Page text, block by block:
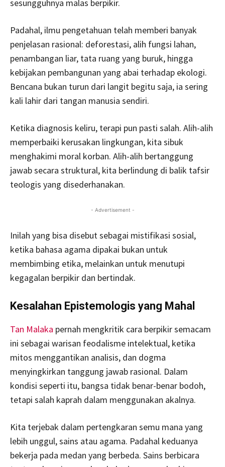
sesungguhnya malas berpikir.
Padahal, ilmu pengetahuan telah memberi banyak
penjelasan rasional: deforestasi, alih fungsi lahan,
penambangan liar, tata ruang yang buruk, hingga
kebijakan pembangunan yang abai terhadap ekologi.
Bencana bukan turun dari langit begitu saja, ia sering
kali lahir dari tangan manusia sendiri.
Ketika diagnosis keliru, terapi pun pasti salah. Alih-alih
memperbaiki kerusakan lingkungan, kita sibuk
menghakimi moral korban. Alih-alih bertanggung
jawab secara struktural, kita berlindung di balik tafsir
teologis yang disederhanakan.
- Advertisement -
Inilah yang bisa disebut sebagai mistifikasi sosial,
ketika bahasa agama dipakai bukan untuk
membimbing etika, melainkan untuk menutupi
kegagalan berpikir dan bertindak.
Kesalahan Epistemologis yang Mahal
Tan Malaka pernah mengkritik cara berpikir semacam
ini sebagai warisan feodalisme intelektual, ketika
mitos menggantikan analisis, dan dogma
menyingkirkan tanggung jawab rasional. Dalam
kondisi seperti itu, bangsa tidak benar-benar bodoh,
tetapi salah kaprah dalam menggunakan akalnya.
Kita terjebak dalam pertengkaran semu mana yang
lebih unggul, sains atau agama. Padahal keduanya
bekerja pada medan yang berbeda. Sains berbicara